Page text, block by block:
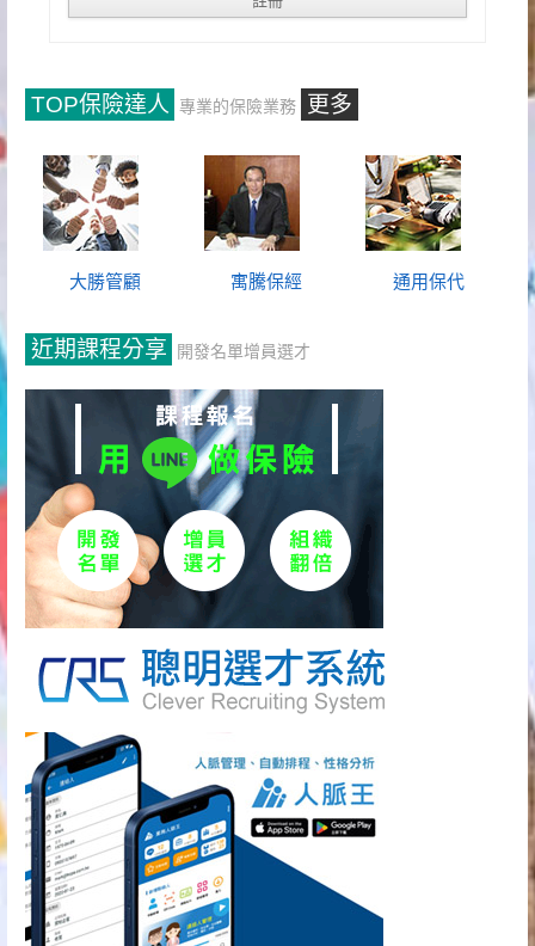
TOP保險達人 專業的保險業務 更多
大勝管顧 寓騰保經 通用保代
近期課程分享 開發名單增員選才